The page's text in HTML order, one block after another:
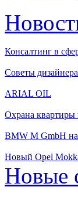
Консалтинг в
Советы
ARIAL OIL
Охрана квартиры
BMW M GmbH на
Новый Opel
Новые